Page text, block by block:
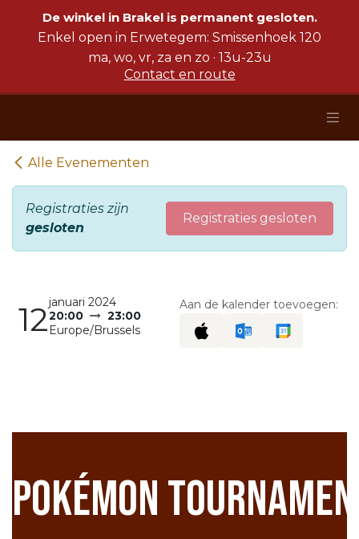
Overslaan naar inhoud
De winkel in Brakel is permanent gesloten.
Enkel open in Erwetegem: Smissenhoek 120
ma, wo, vr, za en zo · 13u-23u
Contact en route
Alle Evenementen
Registraties zijn
gesloten
Registraties gesloten
12januari 2024
20:00
23:00
Europe/Brussels
Aan de kalender toevoegen:
Pokémon